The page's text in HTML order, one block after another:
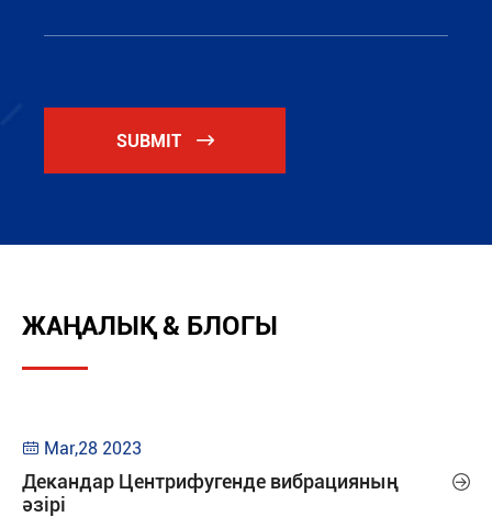
SUBMIT 
ЖАҢАЛЫҚ & БЛОГЫ
 Mar,28 2023
Декандар Центрифугенде вибрацияның
әзірі
